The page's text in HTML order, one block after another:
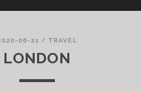
06-21 / TRAVEL
LONDON